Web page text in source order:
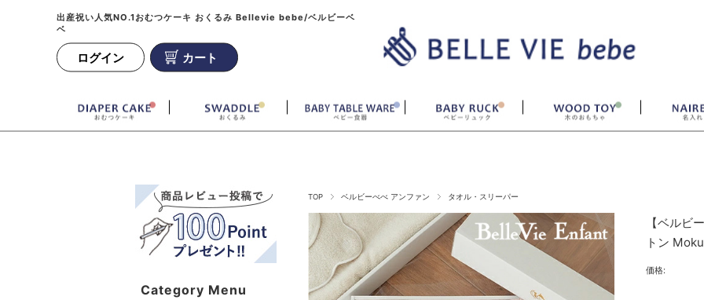
出産祝い人気NO.1おむつケーキ おくるみ Bellevie bebe/ベルビーベ
ベ
ログイン カート
TOP ベルビーべべ アンファン タオル・スリーパー
【ベルビ
トン
価格:
Category Menu